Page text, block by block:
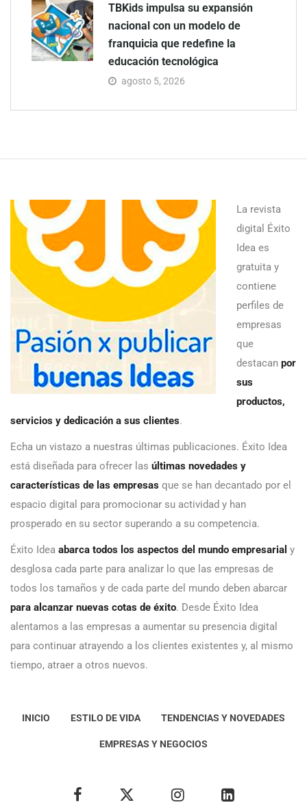
TBKids impulsa su expansión
nacional con un modelo de
franquicia que redefine la
educación tecnológica
agosto 5, 2026
La revista
digital Éxito
Idea es
gratuita y
contiene
perfiles de
empresas
que
destacan por
sus
productos,
servicios y dedicación a sus clientes.
Echa un vistazo a nuestras últimas publicaciones. Éxito Idea
está diseñada para ofrecer las últimas novedades y
características de las empresas que se han decantado por el
espacio digital para promocionar su actividad y han
prosperado en su sector superando a su competencia.
Éxito Idea abarca todos los aspectos del mundo empresarial y
desglosa cada parte para analizar lo que las empresas de
todos los tamaños y de cada parte del mundo deben abarcar
para alcanzar nuevas cotas de éxito. Desde Éxito Idea
alentamos a las empresas a aumentar su presencia digital
para continuar atrayendo a los clientes existentes y, al mismo
tiempo, atraer a otros nuevos.
INICIO ESTILO DE VIDA TENDENCIAS Y NOVEDADES
EMPRESAS Y NEGOCIOS